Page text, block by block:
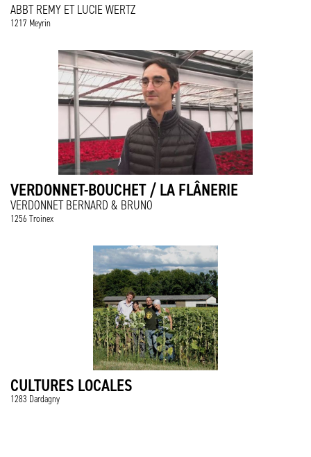
ABBT REMY ET LUCIE WERTZ
1217 Meyrin
VERDONNET-BOUCHET / LA FLÂNERIE
VERDONNET BERNARD & BRUNO
1256 Troinex
CULTURES LOCALES
1283 Dardagny